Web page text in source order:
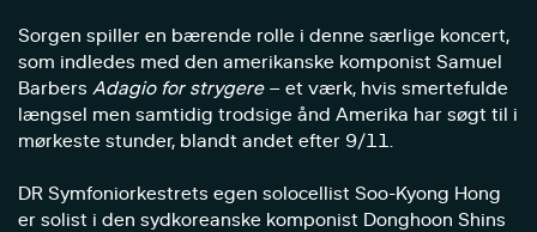
Sorgen spiller en bærende rolle i denne særlige koncert,
som indledes med den amerikanske komponist Samuel
Barbers Adagio for strygere– et værk, hvis smertefulde
længsel men samtidig trodsige ånd Amerika har søgt til i
mørkeste stunder, blandt andet efter 9/11.
DR Symfoniorkestrets egen solocellist Soo-Kyong Hong
er solist i den sydkoreanske komponist Donghoon Shins